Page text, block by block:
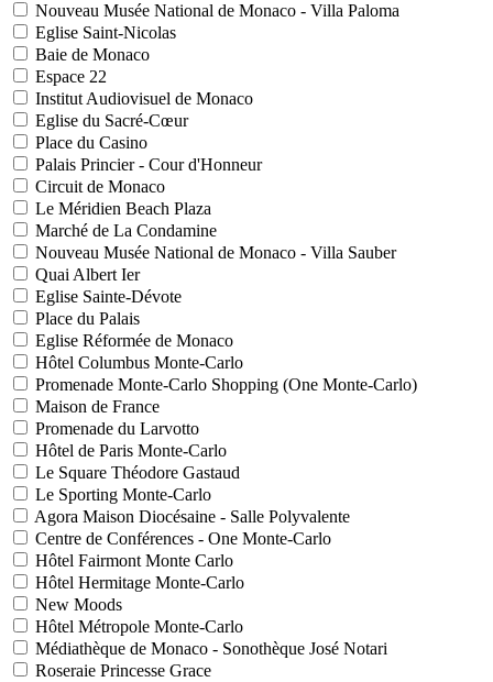
Nouveau Musée National de Monaco - Villa Paloma
Eglise Saint-Nicolas
Baie de Monaco
Espace 22
Institut Audiovisuel de Monaco
Eglise du Sacré-Cœur
Place du Casino
Palais Princier - Cour d'Honneur
Circuit de Monaco
Le Méridien Beach Plaza
Marché de La Condamine
Nouveau Musée National de Monaco - Villa Sauber
Quai Albert Ier
Eglise Sainte-Dévote
Place du Palais
Eglise Réformée de Monaco
Hôtel Columbus Monte-Carlo
Promenade Monte-Carlo Shopping (One Monte-Carlo)
Maison de France
Promenade du Larvotto
Hôtel de Paris Monte-Carlo
Le Square Théodore Gastaud
Le Sporting Monte-Carlo
Agora Maison Diocésaine - Salle Polyvalente
Centre de Conférences - One Monte-Carlo
Hôtel Fairmont Monte Carlo
Hôtel Hermitage Monte-Carlo
New Moods
Hôtel Métropole Monte-Carlo
Médiathèque de Monaco - Sonothèque José Notari
Roseraie Princesse Grace